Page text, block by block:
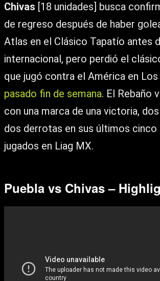
Chivas [18 unidades] busca
de regreso después de haber
Atlas en el Clásico Tapatío antes
internacional, pero perdió el
que jugó contra el América en
pasado fin de semana. El Rebaño
con una marca de una victoria,
dos derrotas en sus últimos cinco
jugados en Liag MX.
Puebla vs Chivas –